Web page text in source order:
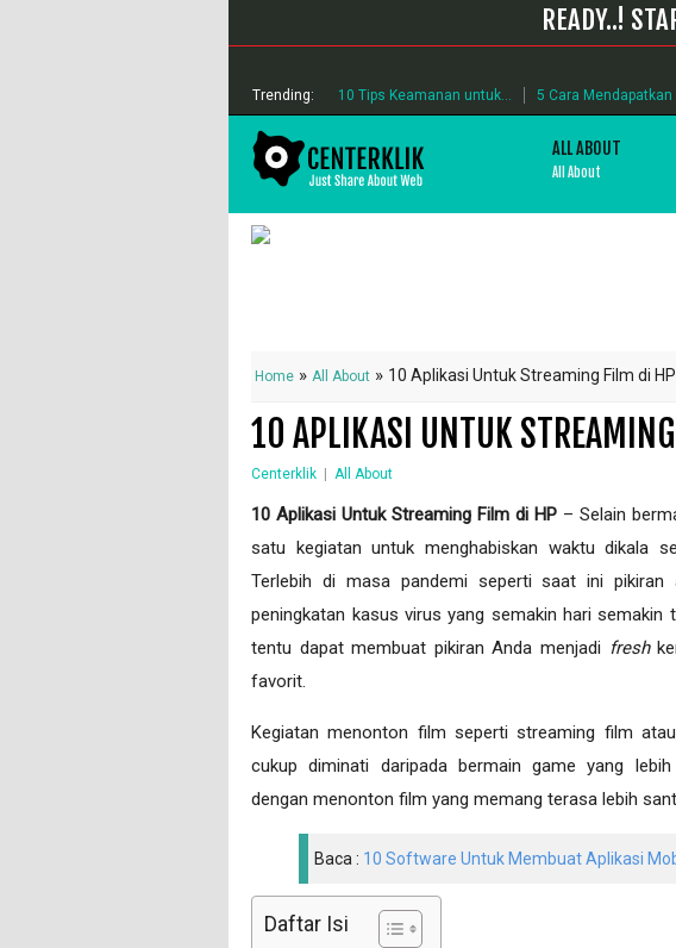
READY..!
Trending: 10 Tips Keamanan untuk... 5 Cara Mendapatkan
ALL ABOUT
All About
Home » All About » 10 Aplikasi Untuk Streaming Film di HP
10 APLIKASI UNTUK
Centerklik | All About
10 Aplikasi Untuk Streaming Film di HP – Selain
satu kegiatan untuk menghabiskan waktu dikala
Terlebih di masa pandemi seperti saat ini pikiran
peningkatan kasus virus yang semakin hari semakin
tentu dapat membuat pikiran Anda menjadi fresh
favorit.
Kegiatan menonton film seperti streaming film
cukup diminati daripada bermain game yang
dengan menonton film yang memang terasa lebih
Baca : 10 Software Untuk Membuat Aplikasi
Daftar Isi